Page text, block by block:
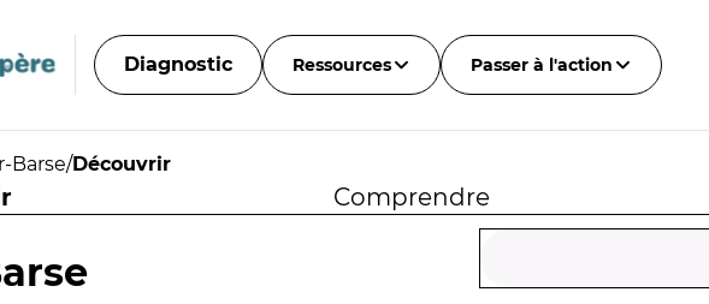
Diagnostic Ressources Passer à l'action
Barse/Découvrir
Comprendre